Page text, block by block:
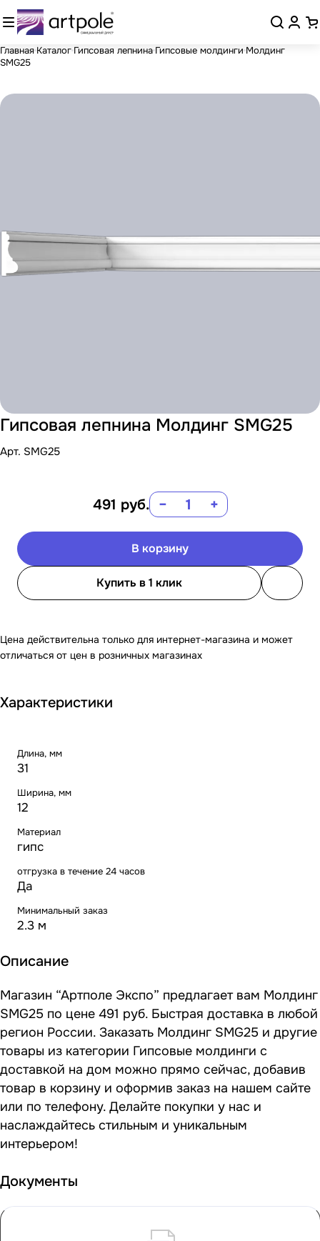
Главная Каталог Гипсовая лепнина Гипсовые молдинги Молдинг
SMG25
Гипсовая лепнина Молдинг SMG25
Арт. SMG25
491 руб. − +
В корзину
Купить в 1 клик
Цена действительна только для интернет-магазина и может
отличаться от цен в розничных магазинах
Характеристики
Длина, мм
31
Ширина, мм
12
Материал
гипс
отгрузка в течение 24 часов
Да
Минимальный заказ
2.3 м
Описание
Магазин “Артполе Экспо” предлагает вам Молдинг
SMG25 по цене 491 руб. Быстрая доставка в любой
регион России. Заказать Молдинг SMG25 и другие
товары из категории Гипсовые молдинги с
доставкой на дом можно прямо сейчас, добавив
товар в корзину и оформив заказ на нашем сайте
или по телефону. Делайте покупки у нас и
наслаждайтесь стильным и уникальным
интерьером!
Документы